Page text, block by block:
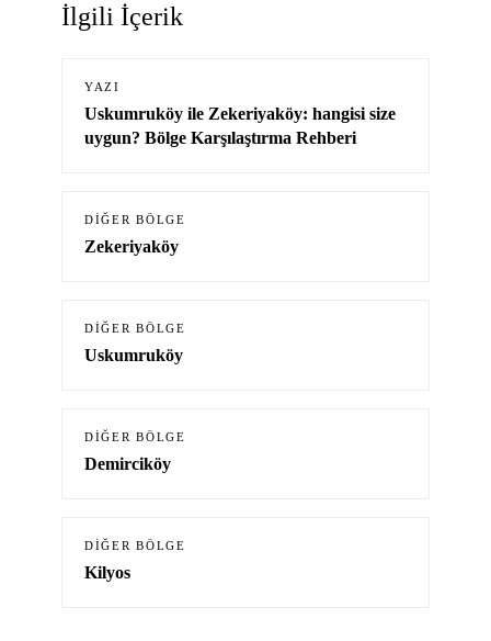
İlgili İçerik
YAZI
Uskumruköy ile Zekeriyaköy: hangisi size
uygun? Bölge Karşılaştırma Rehberi
DIĞER BÖLGE
Zekeriyaköy
DIĞER BÖLGE
Uskumruköy
DIĞER BÖLGE
Demirciköy
DIĞER BÖLGE
Kilyos